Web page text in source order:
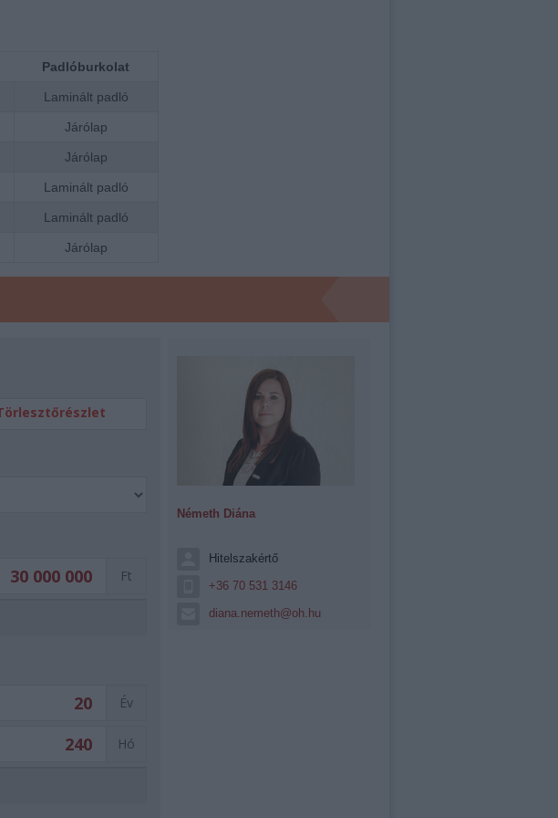
Padlóburkolat
Laminált padló
Járólap
Járólap
Laminált padló
Laminált padló
Járólap
Németh Diána
Hitelszakértő
+36 70 531 3146
diana.nemeth@oh.hu